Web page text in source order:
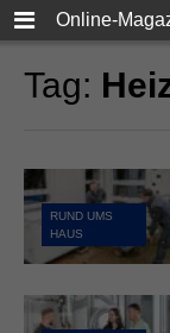
Online-
Tag:
RUND UMS
HAUS